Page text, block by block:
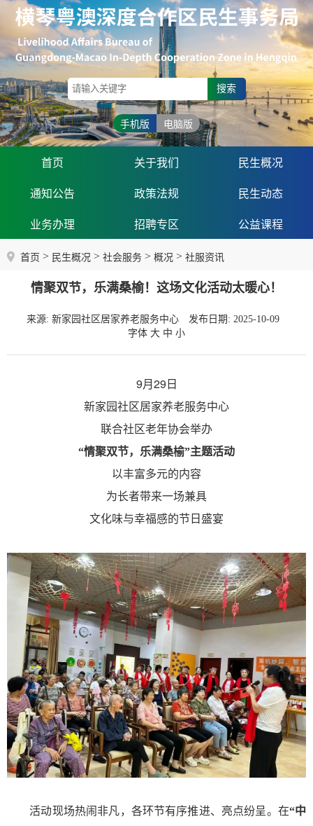
搜索
手机版 电脑版
首页 关于我们 民生概况
通知公告 政策法规 民生动态
业务办理 招聘专区 公益课程
首页 > 民生概况 > 社会服务 > 概况 > 社服资讯
情聚双节，乐满桑榆！这场文化活动太暖心！
来源: 新家园社区居家养老服务中心
发布日期: 2025-10-09
字体 大 中 小
9月29日
新家园社区居家养老服务中心
联合社区老年协会举办
“情聚双节，乐满桑榆”主题活动
以丰富多元的内容
为长者带来一场兼具
文化味与幸福感的节日盛宴
活动现场热闹非凡，各环节有序推进、亮点纷呈。在“中